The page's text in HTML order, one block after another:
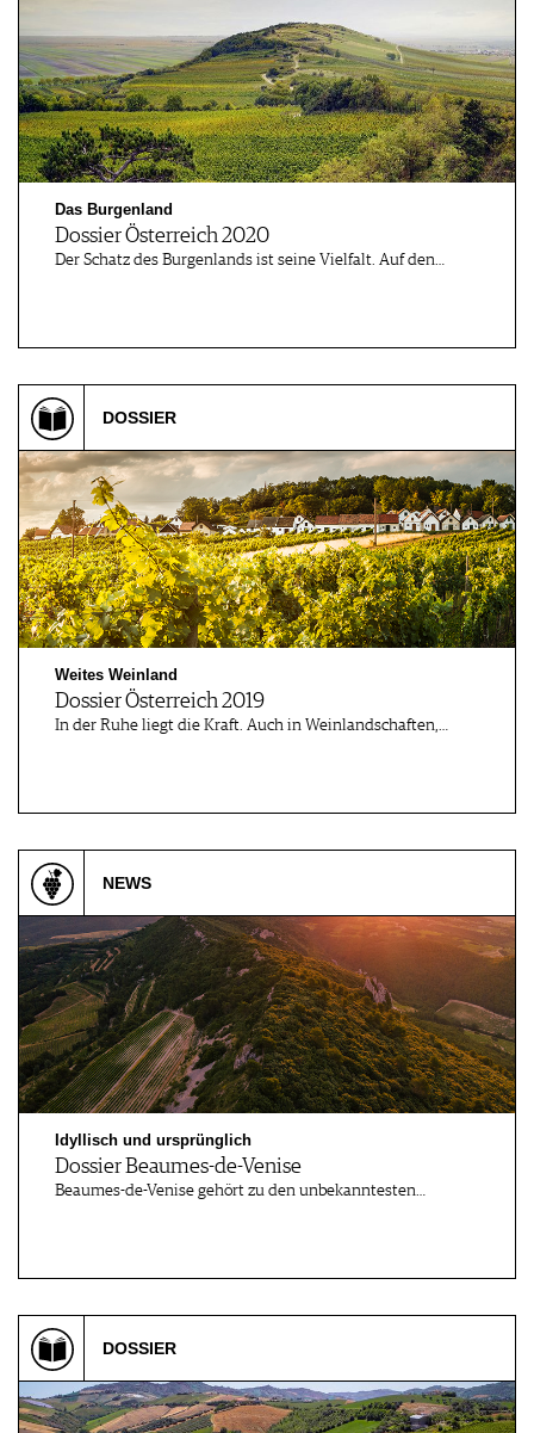
Das Burgenland
Dossier Österreich 2020
Der Schatz des Burgenlands ist seine Vielfalt. Auf den…
DOSSIER
Weites Weinland
Dossier Österreich 2019
In der Ruhe liegt die Kraft. Auch in Weinlandschaften,…
NEWS
Idyllisch und ursprünglich
Dossier Beaumes-de-Venise
Beaumes-de-Venise gehört zu den unbekanntesten…
DOSSIER